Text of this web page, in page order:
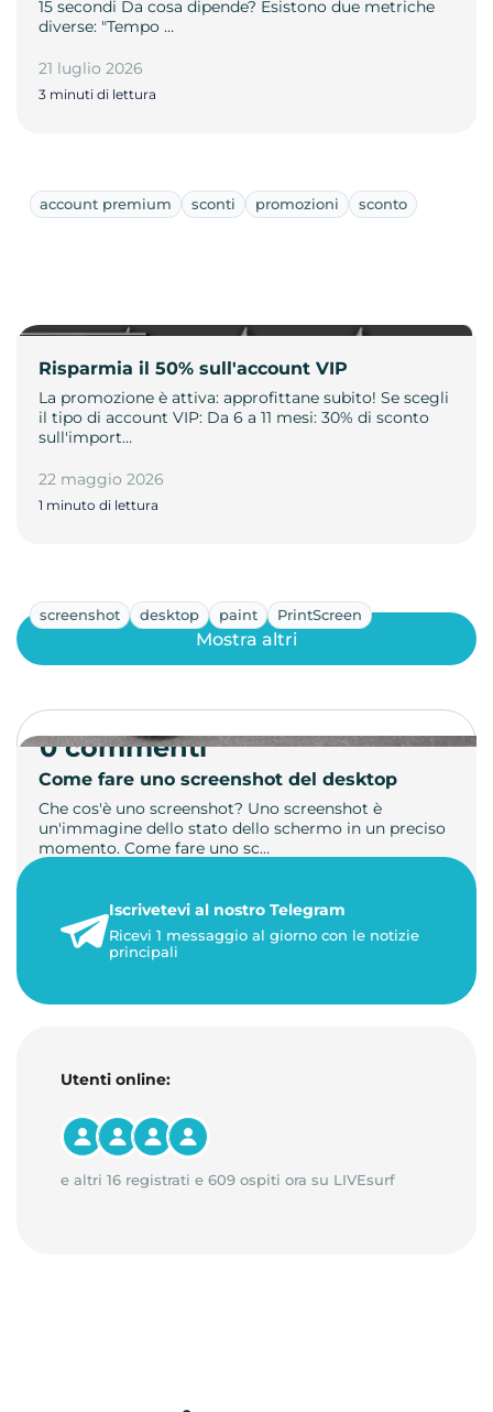
15 secondi Da cosa dipende? Esistono due metriche
diverse: "Tempo …
21 luglio 2026
3 minuti di lettura
account premium sconti promozioni sconto
Risparmia il 50% sull'account VIP
La promozione è attiva: approfittane subito! Se scegli
il tipo di account VIP: Da 6 a 11 mesi: 30% di sconto
sull'import…
22 maggio 2026
1 minuto di lettura
screenshot desktop paint PrintScreen
Come fare uno screenshot del desktop
Che cos'è uno screenshot? Uno screenshot è
un'immagine dello stato dello schermo in un preciso
momento. Come fare uno sc…
1 minuto di lettura
Mostra altri
0 commenti
Iscrivetevi al nostro Telegram
Ricevi 1 messaggio al giorno con le notizie
principali
Utenti online:
e altri 16 registrati e 609 ospiti ora su LIVEsurf